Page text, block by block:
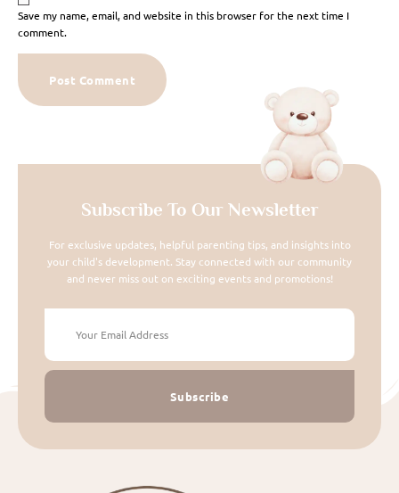
Save my name, email, and website in this browser for the next time I
comment.
Subscribe To Our Newsletter
For exclusive updates, helpful parenting tips, and insights into
your child's development. Stay connected with our community
and never miss out on exciting events and promotions!
Subscribe